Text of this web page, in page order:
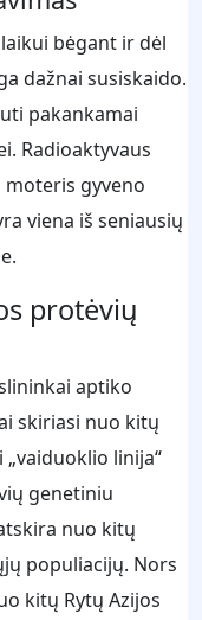
bėgant ir dėl
dažnai susiskaido.
pakankamai
Radioaktyvaus
gyveno
viena iš seniausių
protėvių
aptiko
skiriasi nuo kitų
linija“
genetiniu
nuo kitų
populiacijų. Nors
kitų Rytų Azijos